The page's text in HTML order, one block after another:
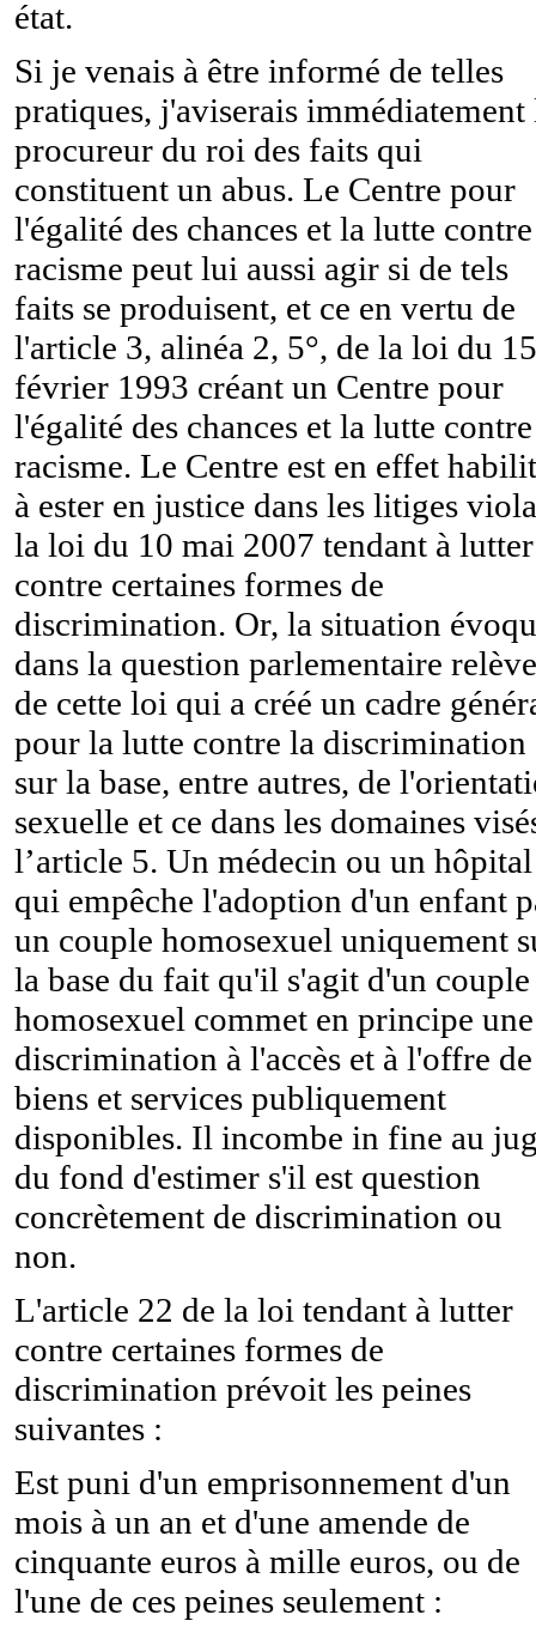
état.
Si je venais à être informé de telles
pratiques, j'aviserais immédiatement
procureur du roi des faits qui
constituent un abus. Le Centre pour
l'égalité des chances et la lutte
racisme peut lui aussi agir si de tels
faits se produisent, et ce en vertu de
l'article 3, alinéa 2, 5°, de la loi du 15
février 1993 créant un Centre pour
l'égalité des chances et la lutte
racisme. Le Centre est en effet
à ester en justice dans les litiges
la loi du 10 mai 2007 tendant à lutter
contre certaines formes de
discrimination. Or, la situation
dans la question parlementaire relève
de cette loi qui a créé un cadre
pour la lutte contre la discrimination
sur la base, entre autres, de
sexuelle et ce dans les domaines
l’article 5. Un médecin ou un hôpital
qui empêche l'adoption d'un enfant
un couple homosexuel uniquement
la base du fait qu'il s'agit d'un couple
homosexuel commet en principe une
discrimination à l'accès et à l'offre de
biens et services publiquement
disponibles. Il incombe in fine au
du fond d'estimer s'il est question
concrètement de discrimination ou
non.
L'article 22 de la loi tendant à lutter
contre certaines formes de
discrimination prévoit les peines
suivantes :
Est puni d'un emprisonnement d'un
mois à un an et d'une amende de
cinquante euros à mille euros, ou de
l'une de ces peines seulement :